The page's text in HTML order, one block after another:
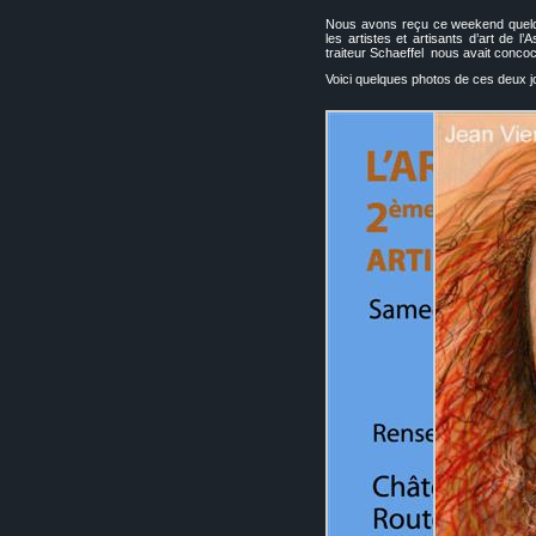
Nous avons reçu ce weekend
les artistes et artisants d’art de
traiteur Schaeffel nous avait
Voici quelques photos de ces deux